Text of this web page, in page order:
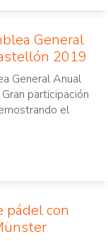
General
2019
General Anual
participación
el
pádel con